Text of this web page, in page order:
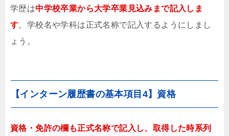
学歴は中学校卒業から大学卒業見込みまで記入しま
す。学校名や学科は正式名称で記入するようにしまし
ょう。
【インターン履歴書の基本項目4】資格
資格・免許の欄も正式名称で記入し、取得した時系列